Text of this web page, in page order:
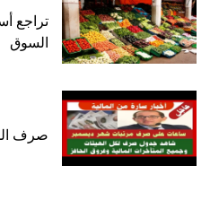
تراجع
السوق
صرف